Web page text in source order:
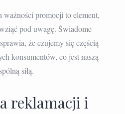
ważności promocji to element,
pod uwagę. Świadome
że czujemy się częścią
konsumentów, co jest naszą
siłą.
reklamacji i